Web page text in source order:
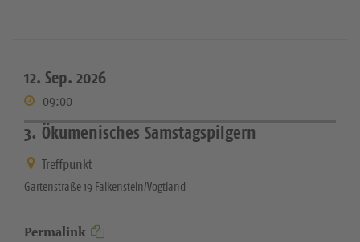
12. Sep. 2026
09:00
3. Ökumenisches Samstagspilgern
Treffpunkt
Gartenstraße 19 Falkenstein/Vogtland
Permalink